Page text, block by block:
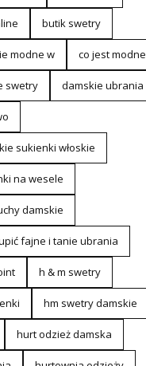
butik swetry
modne w co jest modne
swetry damskie ubrania
sukienki włoskie
na wesele
damskie
fajne i tanie ubrania
h & m swetry
hm swetry damskie
hurt odzież damska